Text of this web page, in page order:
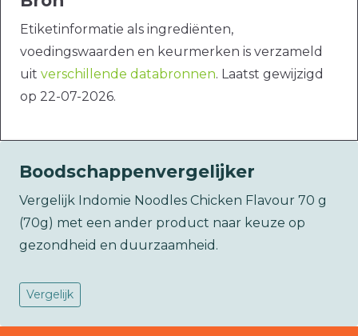
Etiketinformatie als ingrediënten,
voedingswaarden en keurmerken is verzameld
uit verschillende databronnen. Laatst gewijzigd
op 22-07-2026.
Boodschappenvergelijker
Vergelijk Indomie Noodles Chicken Flavour 70 g
(70g) met een ander product naar keuze op
gezondheid en duurzaamheid.
Vergelijk